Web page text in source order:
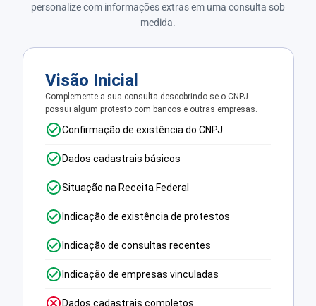
personalize com informações extras em uma consulta sob
medida.
Visão Inicial
Complemente a sua consulta descobrindo se o CNPJ
possui algum protesto com bancos e outras empresas.
Confirmação de existência do CNPJ
Dados cadastrais básicos
Situação na Receita Federal
Indicação de existência de protestos
Indicação de consultas recentes
Indicação de empresas vinculadas
Dados cadastrais completos